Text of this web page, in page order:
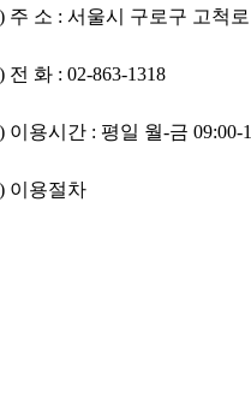
주 소 : 서울시 구로구 고척
전 화 : 02-863-1318
이용시간 : 평일 월-금 09:00-
이용절차